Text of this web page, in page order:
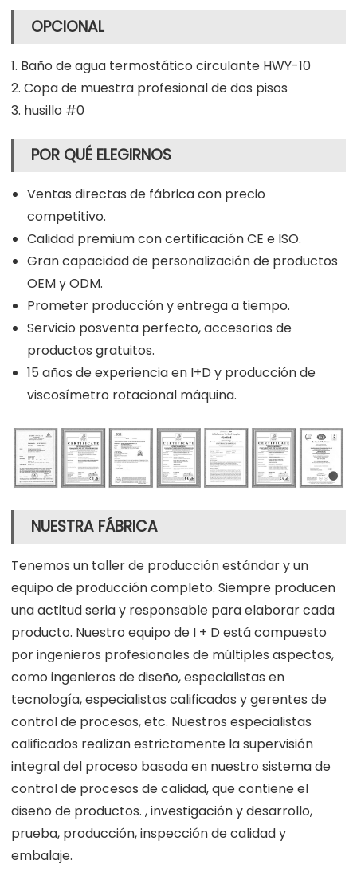
OPCIONAL
1. Baño de agua termostático circulante HWY-10
2. Copa de muestra profesional de dos pisos
3. husillo #0
POR QUÉ ELEGIRNOS
Ventas directas de fábrica con precio
competitivo.
Calidad premium con certificación CE e ISO.
Gran capacidad de personalización de productos
OEM y ODM.
Prometer producción y entrega a tiempo.
Servicio posventa perfecto, accesorios de
productos gratuitos.
15 años de experiencia en I+D y producción de
viscosímetro rotacional máquina.
NUESTRA FÁBRICA
Tenemos un taller de producción estándar y un
equipo de producción completo. Siempre producen
una actitud seria y responsable para elaborar cada
producto. Nuestro equipo de I + D está compuesto
por ingenieros profesionales de múltiples aspectos,
como ingenieros de diseño, especialistas en
tecnología, especialistas calificados y gerentes de
control de procesos, etc. Nuestros especialistas
calificados realizan estrictamente la supervisión
integral del proceso basada en nuestro sistema de
control de procesos de calidad, que contiene el
diseño de productos. , investigación y desarrollo,
prueba, producción, inspección de calidad y
embalaje.